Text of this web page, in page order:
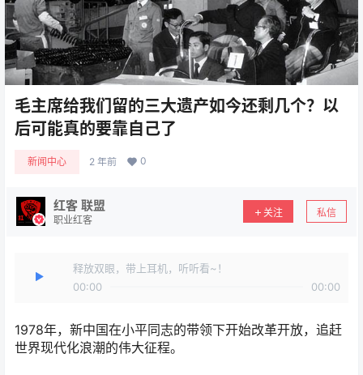
毛主席给我们留的三大遗产如今还剩几个？以
后可能真的要靠自己了
新闻中心 2 年前 0
红客 联盟
职业红客
关注 私信
释放双眼，带上耳机，听听看~！
00:00
00:00
1978年，新中国在小平同志的带领下开始改革开放，追赶
世界现代化浪潮的伟大征程。